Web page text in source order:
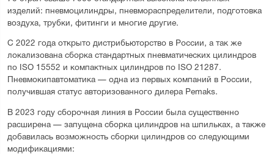
изделий: пневмоцилиндры, пневмораспределители, подготовка
воздуха, трубки, фитинги и многие другие.
С 2022 года открыто дистрибьюторство в России, а так же
локализована сборка стандартных пневматических цилиндров
по ISO 15552 и компактных цилиндров по ISO 21287.
Пневмокипавтоматика — одна из первых компаний в России,
получившая статус авторизованного дилера Pemaks.
В 2023 году сборочная линия в России была существенно
расширена — запущена сборка цилиндров на шпильках, а также
добавилась возможность сборки цилиндров со следующими
модификациями: